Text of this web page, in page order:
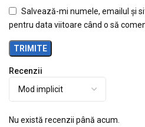
Recenzii
Nu există recenzii până acum.
Salvează-mi numele, emailul și
pentru data viitoare când o să